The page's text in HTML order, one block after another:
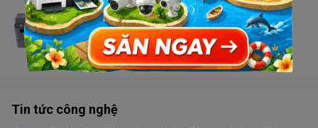
Máy in Brother MFC - 2701DW
Liên hệ
Tin tức công nghệ